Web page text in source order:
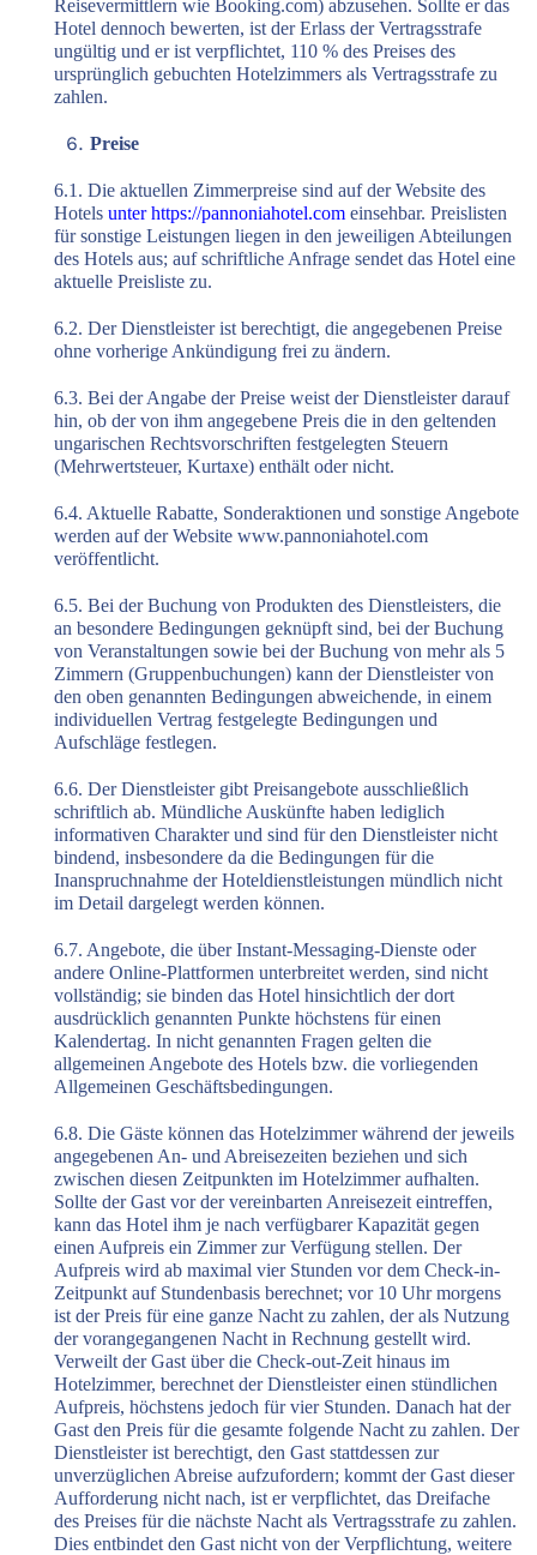
Reisevermittlern wie Booking.com) abzusehen. Sollte er das
Hotel dennoch bewerten, ist der Erlass der Vertragsstrafe
ungültig und er ist verpflichtet, 110 % des Preises des
ursprünglich gebuchten Hotelzimmers als Vertragsstrafe zu
zahlen.
Preise
6.1. Die aktuellen Zimmerpreise sind auf der Website des
Hotels unter https://pannoniahotel.com einsehbar. Preislisten
für sonstige Leistungen liegen in den jeweiligen Abteilungen
des Hotels aus; auf schriftliche Anfrage sendet das Hotel eine
aktuelle Preisliste zu.
6.2. Der Dienstleister ist berechtigt, die angegebenen Preise
ohne vorherige Ankündigung frei zu ändern.
6.3. Bei der Angabe der Preise weist der Dienstleister darauf
hin, ob der von ihm angegebene Preis die in den geltenden
ungarischen Rechtsvorschriften festgelegten Steuern
(Mehrwertsteuer, Kurtaxe) enthält oder nicht.
6.4. Aktuelle Rabatte, Sonderaktionen und sonstige Angebote
werden auf der Website www.pannoniahotel.com
veröffentlicht.
6.5. Bei der Buchung von Produkten des Dienstleisters, die
an besondere Bedingungen geknüpft sind, bei der Buchung
von Veranstaltungen sowie bei der Buchung von mehr als 5
Zimmern (Gruppenbuchungen) kann der Dienstleister von
den oben genannten Bedingungen abweichende, in einem
individuellen Vertrag festgelegte Bedingungen und
Aufschläge festlegen.
6.6. Der Dienstleister gibt Preisangebote ausschließlich
schriftlich ab. Mündliche Auskünfte haben lediglich
informativen Charakter und sind für den Dienstleister nicht
bindend, insbesondere da die Bedingungen für die
Inanspruchnahme der Hoteldienstleistungen mündlich nicht
im Detail dargelegt werden können.
6.7. Angebote, die über Instant-Messaging-Dienste oder
andere Online-Plattformen unterbreitet werden, sind nicht
vollständig; sie binden das Hotel hinsichtlich der dort
ausdrücklich genannten Punkte höchstens für einen
Kalendertag. In nicht genannten Fragen gelten die
allgemeinen Angebote des Hotels bzw. die vorliegenden
Allgemeinen Geschäftsbedingungen.
6.8. Die Gäste können das Hotelzimmer während der jeweils
angegebenen An- und Abreisezeiten beziehen und sich
zwischen diesen Zeitpunkten im Hotelzimmer aufhalten.
Sollte der Gast vor der vereinbarten Anreisezeit eintreffen,
kann das Hotel ihm je nach verfügbarer Kapazität gegen
einen Aufpreis ein Zimmer zur Verfügung stellen. Der
Aufpreis wird ab maximal vier Stunden vor dem Check-in-
Zeitpunkt auf Stundenbasis berechnet; vor 10 Uhr morgens
ist der Preis für eine ganze Nacht zu zahlen, der als Nutzung
der vorangegangenen Nacht in Rechnung gestellt wird.
Verweilt der Gast über die Check-out-Zeit hinaus im
Hotelzimmer, berechnet der Dienstleister einen stündlichen
Aufpreis, höchstens jedoch für vier Stunden. Danach hat der
Gast den Preis für die gesamte folgende Nacht zu zahlen. Der
Dienstleister ist berechtigt, den Gast stattdessen zur
unverzüglichen Abreise aufzufordern; kommt der Gast dieser
Aufforderung nicht nach, ist er verpflichtet, das Dreifache
des Preises für die nächste Nacht als Vertragsstrafe zu zahlen.
Dies entbindet den Gast nicht von der Verpflichtung, weitere